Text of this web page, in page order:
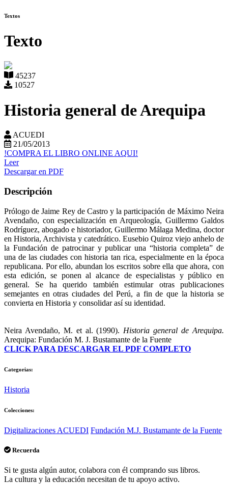
Textos
Texto
45237
10527
Historia general de Arequipa
ACUEDI
21/05/2013
!COMPRA EL LIBRO ONLINE AQUI!
Leer
Descargar en PDF
Descripción
Prólogo de Jaime Rey de Castro y la participación de Máximo Neira
Avendaño, con especialización en Arqueología, Guillermo Galdos
Rodríguez, abogado e historiador, Guillermo Málaga Medina, doctor
en Historia, Archivista y catedrático. Eusebio Quiroz viejo anhelo de
la Fundación de patrocinar y publicar una “historia completa” de
una de las ciudades con historia tan rica, especialmente en la época
republicana. Por ello, abundan los escritos sobre ella que ahora, con
esta edición, se ponen al alcance de especialistas y público en
general. Se ha querido también estimular otras publicaciones
semejantes en otras ciudades del Perú, a fin de que la historia se
convierta en Historia y consolidar así su identidad.
Neira Avendaño, M. et al. (1990). Historia general de Arequipa.
Arequipa: Fundación M. J. Bustamante de la Fuente
CLICK PARA DESCARGAR EL PDF COMPLETO
Categorias:
Historia
Colecciones:
Digitalizaciones ACUEDI Fundación M.J. Bustamante de la Fuente
Recuerda
Si te gusta algún autor, colabora con él comprando sus libros.
La cultura y la educación necesitan de tu apoyo activo.